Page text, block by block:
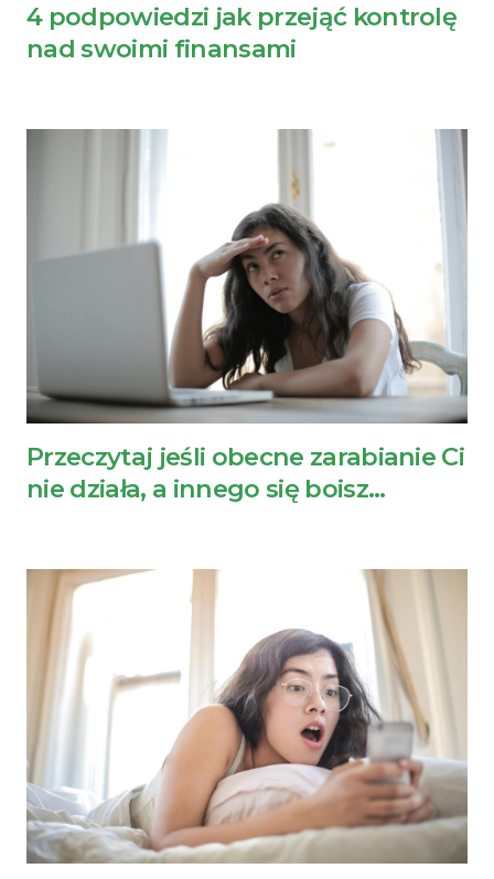
4 podpowiedzi jak przejąć kontrolę
nad swoimi finansami
Przeczytaj jeśli obecne zarabianie Ci
nie działa, a innego się boisz…